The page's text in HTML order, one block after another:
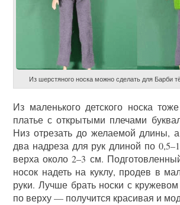
Из шерстяного носка можно сделать для Барби
Из маленького детского носка
платье с открытыми плечами
Низ отрезать до желаемой длины, а
два надреза для рук длиной по
верха около 2–3 см.
носок надеть на куклу, продев в
руки. Лучше брать носки с
по верху — получится красивая и